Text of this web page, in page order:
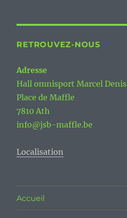
RETROUVEZ-NOUS
Adresse
Hall omnisport Marcel Denis
Place de Maffle
7810 Ath
info@jsb-maffle.be
Localisation
Accueil